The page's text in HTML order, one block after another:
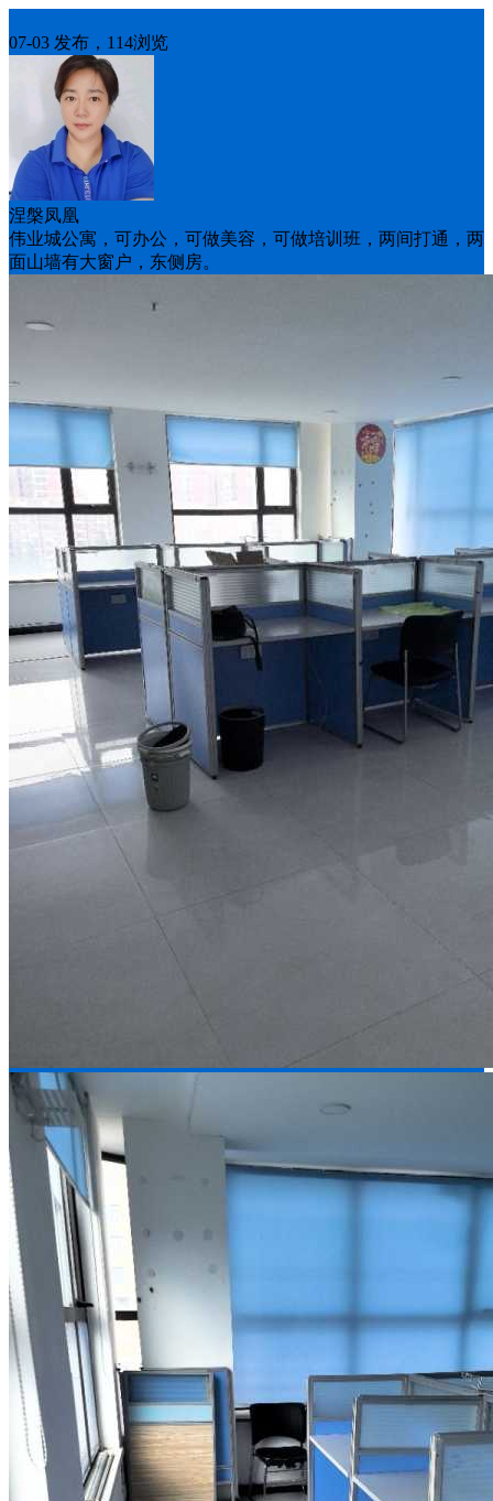
07-03 发布，114浏览
涅槃凤凰
伟业城公寓，可办公，可做美容，可做培训班，两间打通，两
面山墙有大窗户，东侧房。